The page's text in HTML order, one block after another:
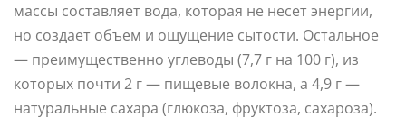
массы составляет вода, которая не несет энергии,
но создает объем и ощущение сытости. Остальное
— преимущественно углеводы (7,7 г на 100 г), из
которых почти 2 г — пищевые волокна, а 4,9 г —
натуральные сахара (глюкоза, фруктоза, сахароза).